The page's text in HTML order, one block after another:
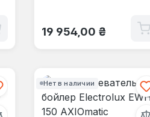
Обычная цена:
19 954,00 ₴
Нет в наличии